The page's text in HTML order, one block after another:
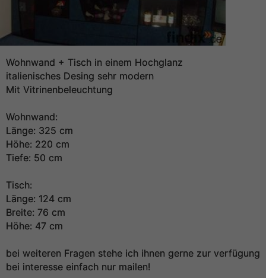
Wohnwand + Tisch in einem Hochglanz
italienisches Desing sehr modern
Mit Vitrinenbeleuchtung
Wohnwand:
Länge: 325 cm
Höhe: 220 cm
Tiefe: 50 cm
Tisch:
Länge: 124 cm
Breite: 76 cm
Höhe: 47 cm
bei weiteren Fragen stehe ich ihnen gerne zur verfügung
bei interesse einfach nur mailen!